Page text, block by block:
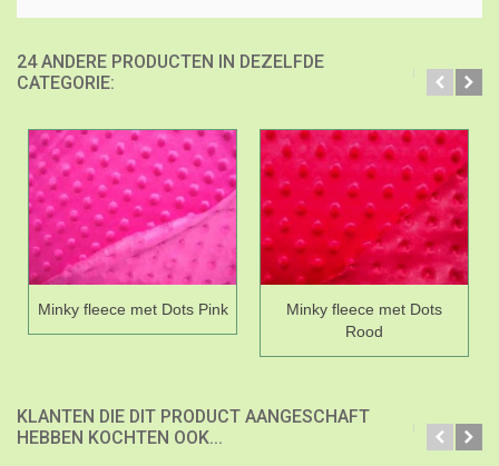
24 ANDERE PRODUCTEN IN DEZELFDE
CATEGORIE:
Minky fleece met Dots Pink
Minky fleece met Dots
Rood
KLANTEN DIE DIT PRODUCT AANGESCHAFT
HEBBEN KOCHTEN OOK...